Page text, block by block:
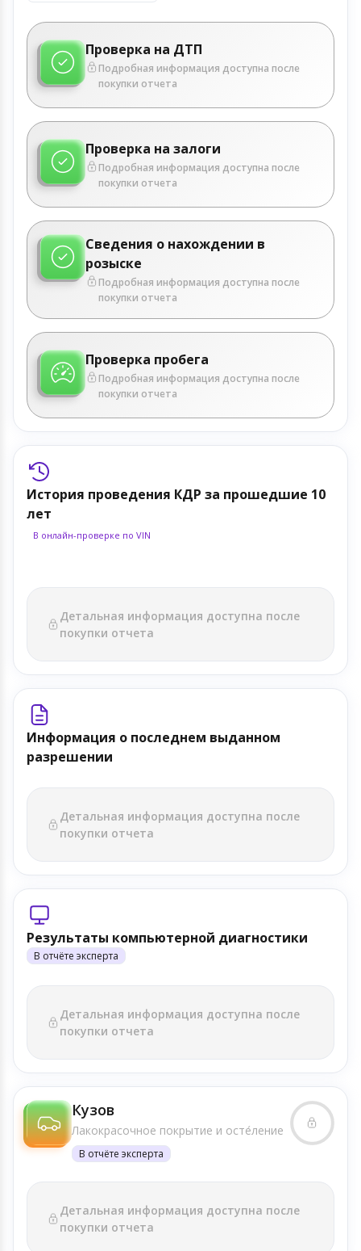
Проверка на ДТП
Подробная информация доступна после
покупки отчета
Проверка на залоги
Подробная информация доступна после
покупки отчета
Сведения о нахождении в
розыске
Подробная информация доступна после
покупки отчета
Проверка пробега
Подробная информация доступна после
покупки отчета
История проведения КДР за прошедшие 10
лет
В онлайн-проверке по VIN
Детальная информация доступна после
покупки отчета
Информация о последнем выданном
разрешении
Детальная информация доступна после
покупки отчета
Результаты компьютерной диагностики
В отчёте эксперта
Детальная информация доступна после
покупки отчета
Кузов
Лакокрасочное покрытие и осте́ление
В отчёте эксперта
Детальная информация доступна после
покупки отчета